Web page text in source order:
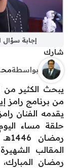
إجابة سؤال الحلقة 22 من
شارك
بواسطة
من برنامج رامز
يقدمه الفنان
المقالب
رمضان